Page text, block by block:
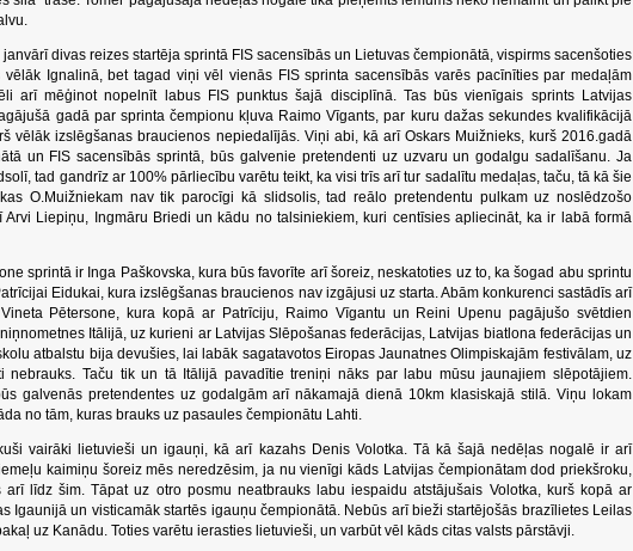
divas reizes startēja sprintā FIS sacensībās un Lietuvas čempionātā, vispirms sacenšoties
vēlāk Ignalinā, bet tagad viņi vēl vienās FIS sprinta sacensībās varēs pacīnīties par medaļām
arī mēģinot nopelnīt labus FIS punktus šajā disciplīnā. Tas būs vienīgais sprints Latvijas
gadā par sprinta čempionu kļuva Raimo Vīgants, par kuru dažas sekundes kvalifikācijā
vēlāk izslēgšanas braucienos nepiedalījās. Viņi abi, kā arī Oskars Muižnieks, kurš 2016.gadā
un FIS sacensībās sprintā, būs galvenie pretendenti uz uzvaru un godalgu sadalīšanu. Ja
tad gandrīz ar 100% pārliecību varētu teikt, ka visi trīs arī tur sadalītu medaļas, taču, tā kā šie
O.Muižniekam nav tik parocīgi kā slidsolis, tad reālo pretendentu pulkam uz noslēdzošo
Arvi Liepiņu, Ingmāru Briedi un kādu no talsiniekiem, kuri centīsies apliecināt, ka ir labā formā
sprintā ir Inga Paškovska, kura būs favorīte arī šoreiz, neskatoties uz to, ka šogad abu sprintu
Eidukai, kura izslēgšanas braucienos nav izgājusi uz starta. Abām konkurenci sastādīs arī
Pētersone, kura kopā ar Patrīciju, Raimo Vīgantu un Reini Upenu pagājušo svētdien
Itālijā, uz kurieni ar Latvijas Slēpošanas federācijas, Latvijas biatlona federācijas un
atbalstu bija devušies, lai labāk sagatavotos Eiropas Jaunatnes Olimpiskajām festivālam, uz
nebrauks. Taču tik un tā Itālijā pavadītie treniņi nāks par labu mūsu jaunajiem slēpotājiem.
galvenās pretendentes uz godalgām arī nākamajā dienā 10km klasiskajā stilā. Viņu lokam
no tām, kuras brauks uz pasaules čempionātu Lahti.
vairāki lietuvieši un igauņi, kā arī kazahs Denis Volotka. Tā kā šajā nedēļas nogalē ir arī
kaimiņu šoreiz mēs neredzēsim, ja nu vienīgi kāds Latvijas čempionātam dod priekšroku,
arī līdz šim. Tāpat uz otro posmu neatbrauks labu iespaidu atstājušais Volotka, kurš kopā ar
Igaunijā un visticamāk startēs igauņu čempionātā. Nebūs arī bieži startējošās brazīlietes Leilas
uz Kanādu. Toties varētu ierasties lietuvieši, un varbūt vēl kāds citas valsts pārstāvji.